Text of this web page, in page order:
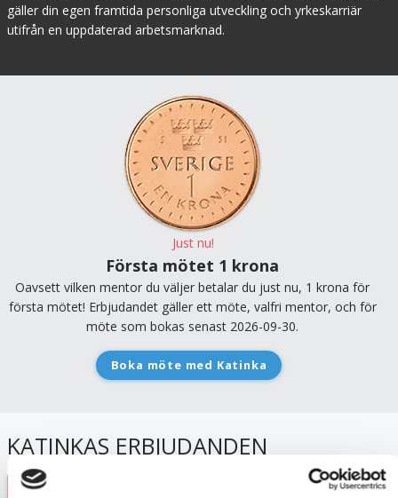
gäller din egen framtida personliga utveckling och yrkeskarriär
utifrån en uppdaterad arbetsmarknad.
Just nu!
Första mötet 1 krona
Oavsett vilken mentor du väljer betalar du just nu, 1 krona för
första mötet! Erbjudandet gäller ett möte, valfri mentor, och för
möte som bokas senast 2026-09-30.
Boka möte med Katinka
KATINKAS ERBJUDANDEN
PRIVATPERSON SOM SÖKER EN MENTOR SOM SIN PERSONLIGA